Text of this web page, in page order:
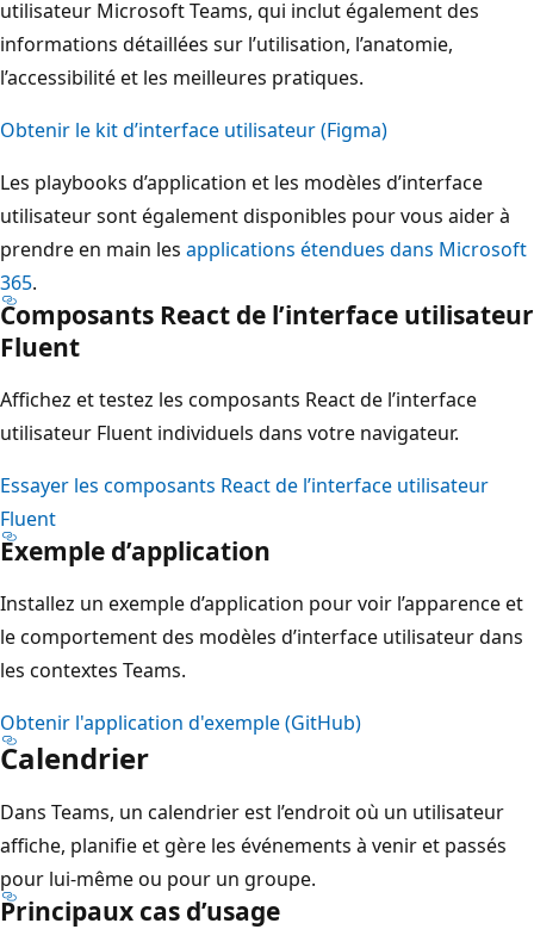
utilisateur Microsoft Teams, qui inclut également des
informations détaillées sur l’utilisation, l’anatomie,
l’accessibilité et les meilleures pratiques.
Obtenir le kit d’interface utilisateur (Figma)
Les playbooks d’application et les modèles d’interface
utilisateur sont également disponibles pour vous aider à
prendre en main les applications étendues dans Microsoft
365.
Composants React de l’interface utilisateur
Fluent
Affichez et testez les composants React de l’interface
utilisateur Fluent individuels dans votre navigateur.
Essayer les composants React de l’interface utilisateur
Fluent
Exemple d’application
Installez un exemple d’application pour voir l’apparence et
le comportement des modèles d’interface utilisateur dans
les contextes Teams.
Obtenir l'application d'exemple (GitHub)
Calendrier
Dans Teams, un calendrier est l’endroit où un utilisateur
affiche, planifie et gère les événements à venir et passés
pour lui-même ou pour un groupe.
Principaux cas d’usage